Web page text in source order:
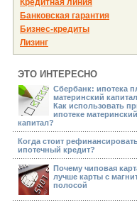
Кредитная линия
Банковская гарантия
Бизнес-кредиты
Лизинг
ЭТО ИНТЕРЕСНО
Сбербанк: ипотека
материнский
Как использовать
ипотеке материнский
капитал?
Когда стоит
ипотечный кредит?
Почему чиповая
лучше карты с
полосой